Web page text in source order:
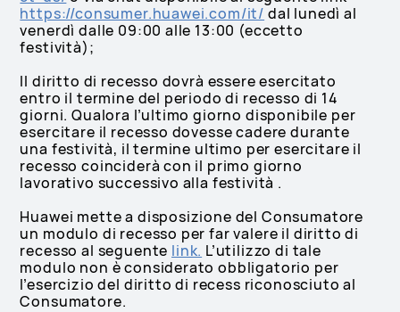
https://consumer.huawei.com/it/ dal lunedì al
venerdì dalle 09:00 alle 13:00 (eccetto
festività);
Il diritto di recesso dovrà essere esercitato
entro il termine del periodo di recesso di 14
giorni. Qualora l’ultimo giorno disponibile per
esercitare il recesso dovesse cadere durante
una festività, il termine ultimo per esercitare il
recesso coinciderà con il primo giorno
lavorativo successivo alla festività .
Huawei mette a disposizione del Consumatore
un modulo di recesso per far valere il diritto di
recesso al seguente link. L’utilizzo di tale
modulo non è considerato obbligatorio per
l’esercizio del diritto di recess riconosciuto al
Consumatore.